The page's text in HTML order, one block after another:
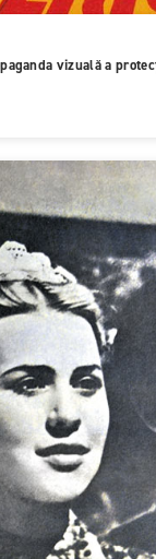
vizuală a